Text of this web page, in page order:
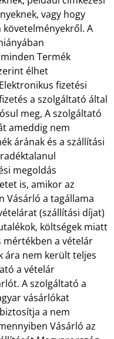
vagy hogy
A
Termék
élhet
fizetési
a szolgáltató által
meg, A szolgáltató
ameddig nem
árának és a szállítási
megoldás
is, amikor az
Vásárló a tagállama
(szállítási díjat)
költségek miatt
mértékben a vételár
ára nem került teljes
a vételár
A szolgáltató a
vásárlókat
a nem
Vásárló az